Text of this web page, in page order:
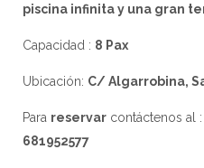
piscina infinita y una gran
Capacidad : 8 Pax
Ubicación: C/ Algarrobina,
Para reservarcontáctenos al :
681952577